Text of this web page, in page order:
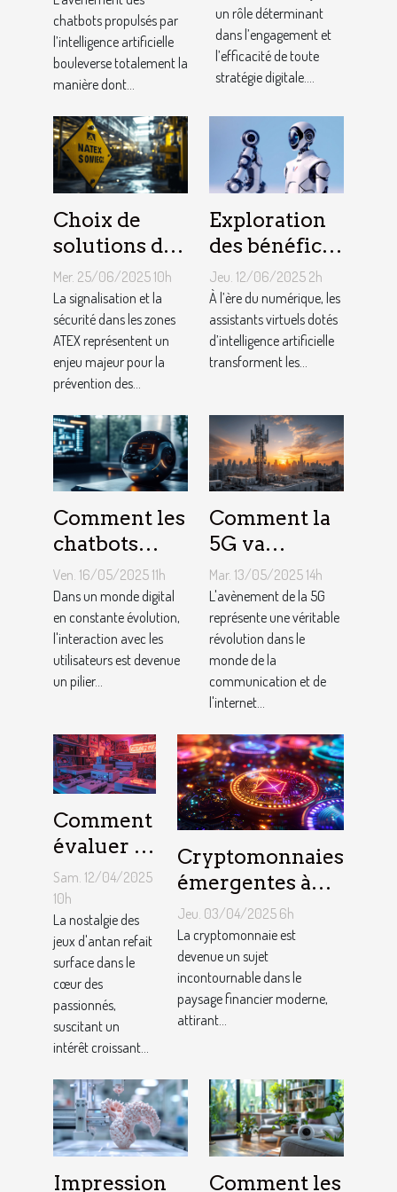
ils le service
client ?
chatbots propulsés par
l’intelligence artificielle
bouleverse totalement la
manière dont...
et astuces
un rôle déterminant
dans l’engagement et
l’efficacité de toute
stratégie digitale....
Choix de
solutions de
signalisation
et de sécurité
adaptées aux
zones ATEX
Mer. 25/06/2025 10h
La signalisation et la
sécurité dans les zones
ATEX représentent un
enjeu majeur pour la
prévention des...
Exploration
des bénéfices
des assistants
virtuels
basés sur l'IA
en français
Jeu. 12/06/2025 2h
À l’ère du numérique, les
assistants virtuels dotés
d’intelligence artificielle
transforment les...
Comment les
chatbots
améliorent
l'engagement
et la
conversion
des
utilisateurs
Ven. 16/05/2025 11h
Dans un monde digital
en constante évolution,
l'interaction avec les
utilisateurs est devenue
un pilier...
Comment la
5G va
transformer
l'internet des
objets
Analyse de
l'impact et
des
Mar. 13/05/2025 14h
L'avènement de la 5G
représente une véritable
révolution dans le
monde de la
communication et de
l'internet...
Comment
évaluer la
valeur de
vos
consoles
de jeux
vidéo
rétro
Sam. 12/04/2025
10h
La nostalgie des
jeux d'antan refait
surface dans le
cœur des
passionnés,
suscitant un
intérêt croissant...
Cryptomonnaies
émergentes à
surveiller en
2023 Potentiel
de croissance et
risques associés
Jeu. 03/04/2025 6h
La cryptomonnaie est
devenue un sujet
incontournable dans le
paysage financier moderne,
attirant...
Impression Comment les